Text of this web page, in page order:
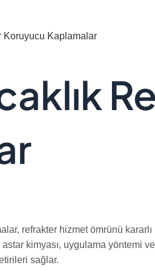
Koruyucu Kaplamalar
refrakter hizmet ömrünü kararlı
kimyası, uygulama yöntemi
sağlar.